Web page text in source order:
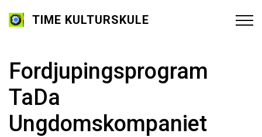
TIME KULTURSKULE
Fordjupingsprogram
TaDa
Ungdomskompaniet